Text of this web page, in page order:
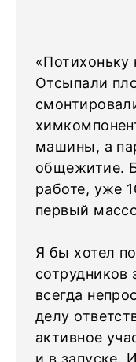
«Потихоньку
Отсыпали
машины, а
общежитие.
работе, уже
первый
Я бы хотел
сотрудников
всегда
делу
активное
и в запуске.